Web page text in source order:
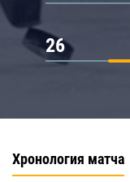
26
Хронология матча